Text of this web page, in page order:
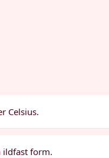
Celsius.
ildfast form.